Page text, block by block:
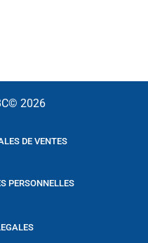
2026
DE VENTES
PERSONNELLES